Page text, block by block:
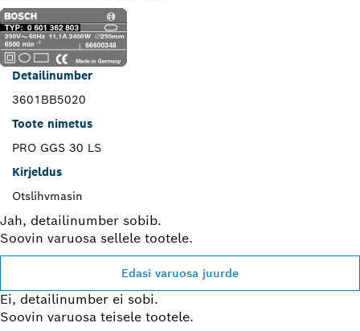
Detailinumber
3601BB5020
Toote nimetus
PRO GGS 30 LS
Kirjeldus
Otslihvmasin
Jah, detailinumber sobib.
Soovin varuosa sellele tootele.
Edasi varuosa juurde
Ei, detailinumber ei sobi.
Soovin varuosa teisele tootele.